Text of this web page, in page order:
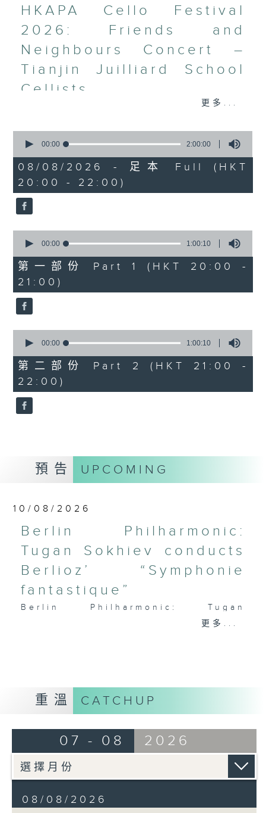
HKAPA Cello Festival
2026: Friends and
Neighbours Concert –
Tianjin Juilliard School
Cellists
HKAPA Cello Festival 2026:
Cellists
Huiying Cao, Youran Chen, Yikai
Guo, Hwayoung Joo, Jooahn Yoo,
Ziyu Zhang (cello)
Aleksandr Tiumentsev (piano)
BWV1011 (25’)
Nadia BOULANGER
Three Pieces for Cello and Piano
(8’)
RACHMANINOV
Cello Sonata in D minor, Op. 40
(28’)
Donqing FANG
Lin Chong, Op. 37 (8’)
BRAHMS
Requiem, Op. 66 (8’)
Rossini’s Mosè in Egitto (arr. for 4
Presented by The Hong Kong
Academy for Performing Arts
Recorded at William Au Concert
Hall, HKAPA on 20/4/2026
Recording provided by HKAPA
演藝學院大提琴音樂節2026：友鄰音樂會
J. S. 巴赫
C小調第五無伴奏大提琴組曲，BWV1011
拉赫曼尼諾夫
悲歌，作品3，第一首 (5’)
D小調大提琴奏鳴曲，作品40 (28’)
更多...
seconds
2
hours,
0
seconds
00:00 2:00:00
08/08/2026 - 足本 Full (HKT
20:00 - 22:00)
seconds
1
hour,
10
seconds
00:00 1:00:10
第一部份 Part 1 (HKT 20:00 -
21:00)
seconds
1
hour,
10
seconds
00:00 1:00:10
第二部份 Part 2 (HKT 21:00 -
22:00)
預告 UPCOMING
10/08/2026
Berlin Philharmonic:
Tugan Sokhiev conducts
Berlioz’ “Symphonie
fantastique”
Berlin Philharmonic: Tugan
Tugan Sokhiev (conductor)
MENDELSSOHN
BRAHMS
Cello in A minor, Op. 102 (34’)
BERLIOZ
Symphonie fantastique, Op. 14
(53’)
更多...
重溫 CATCHUP
07 - 08 2026
08/08/2026